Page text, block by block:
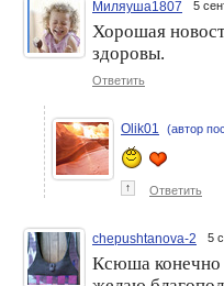
Миляуша1807 5
Хорошая
здоровы.
Ответить
Olik01 (автор
↑ Ответить
chepushtanova-2 5
Ксюша конечно